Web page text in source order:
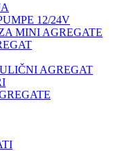
12/24V
MINI AGREGATE
AGREGAT